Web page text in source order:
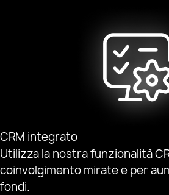
CRM integrato
Utilizza la nostra funzionalità
coinvolgimento mirate e per
fondi.